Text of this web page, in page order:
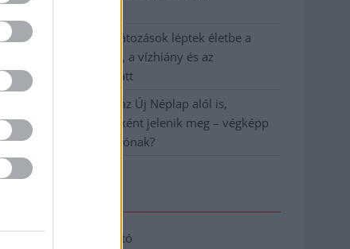
legkeményebb napja
Már Szolnokon is korlátozások léptek életbe a
tartós hatalmas hőség, a vízhiány és az
áramtakarékosság miatt
A NER kihúzta a talajt az Új Néplap alól is,
immáron csak hetilapként jelenik meg – végképp
vége a nyomtatott sajtónak?
Adatkezelési tájékoztató